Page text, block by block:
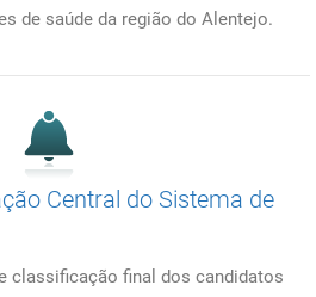
de saúde da região do Alentejo.
Central do Sistema de
classificação final dos candidatos